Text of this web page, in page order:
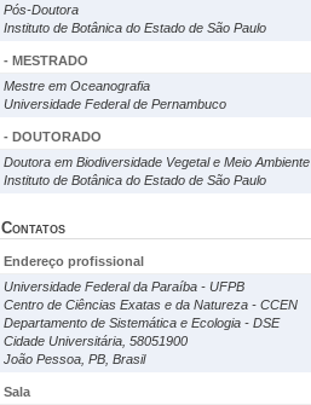
Pós-Doutora
Instituto de Botânica do Estado de São Paulo
- MESTRADO
Mestre em Oceanografia
Universidade Federal de Pernambuco
- DOUTORADO
Doutora em Biodiversidade Vegetal e Meio Ambiente
Instituto de Botânica do Estado de São Paulo
Contatos
Endereço profissional
Universidade Federal da Paraíba - UFPB
Centro de Ciências Exatas e da Natureza - CCEN
Departamento de Sistemática e Ecologia - DSE
Cidade Universitária, 58051900
João Pessoa, PB, Brasil
Sala